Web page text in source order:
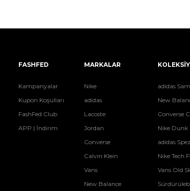
FASHFED
Kampanyalar
Kupon Koşulları
FashFed Club
APP | İndirim
MARKALAR
Nike
adidas
Lacoste
Jordan
Converse
Calvin Klein
Vans
New Balance
adidas
New
Converse
Nike Dunk
adidas
Nike Tech
Vans Old